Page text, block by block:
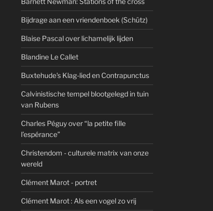
Bijdrage aan een vriendenboek (Schütz)
Blaise Pascal over lichamelijk lijden
Blandine Le Callet
Buxtehude's Klag-lied en Contrapunctus
Calvinistische tempel blootgelegd in tuin
van Rubens
Charles Péguy over “la petite fille
l’espérance”
Christendom - culturele matrix van onze
wereld
Clément Marot - portret
Clément Marot : Als een vogel zo vrij